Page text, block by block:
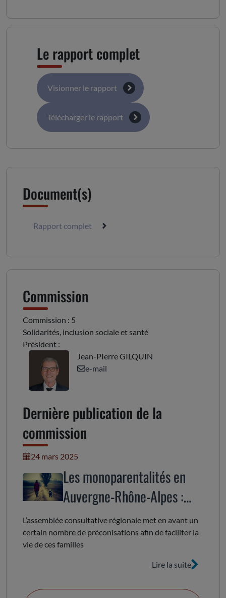
Le rapport complet
Visionner le rapport
Télécharger le rapport
Document(s)
Rapport complet
Commission
Commission : 5
Solidarités, inclusion sociale et santé
Président :
Jean-PIerre GILQUIN
e-mail
Dernière publication de la
commission
24 mars 2025
Les monoparentalités en
Auvergne-Rhône-Alpes :
enjeux d’inclusion
L’assemblée consultative régionale met en avant un
certain nombre de préconisations afin de faciliter la
vie de ces familles
Lire la suite